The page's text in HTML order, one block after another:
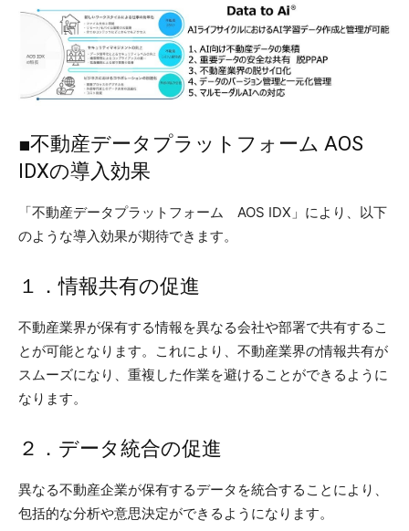
■不動産データプラットフォーム AOS
IDXの導入効果
「不動産データプラットフォーム AOS IDX」により、以下
のような導入効果が期待できます。
１．情報共有の促進
不動産業界が保有する情報を異なる会社や部署で共有するこ
とが可能となります。これにより、不動産業界の情報共有が
スムーズになり、重複した作業を避けることができるように
なります。
２．データ統合の促進
異なる不動産企業が保有するデータを統合することにより、
包括的な分析や意思決定ができるようになります。